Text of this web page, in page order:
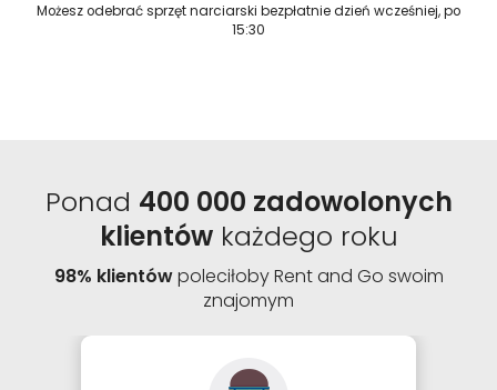
Możesz odebrać sprzęt narciarski bezpłatnie dzień wcześniej, po
15:30
Ponad 400 000 zadowolonych
klientówkażdego roku
98% klientówpoleciłoby Rent and Go swoim
znajomym